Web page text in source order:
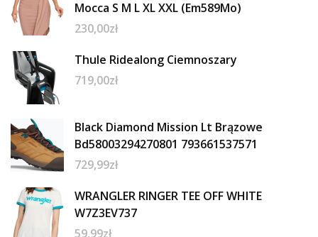
Mocca S M L XL XXL (Em589Mo)
230,00zł
Thule Ridealong Ciemnoszary
719,00zł
Black Diamond Mission Lt Brązowe
Bd58003294270801 793661537571
729,99zł
WRANGLER RINGER TEE OFF WHITE
W7Z3EV737
59,99zł